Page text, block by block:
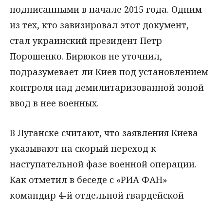
подписанными в начале 2015 года. Одним
из тех, кто завизировал этот документ,
стал украинский президент Петр
Порошенко. Бирюков не уточнил,
подразумевает ли Киев под установлением
контроля над демилитаризованной зоной
ввод в нее военных.
В Луганске считают, что заявления Киева
указывают на скорый переход к
наступательной фазе военной операции.
Как отметил в беседе с «РИА ФАН»
командир 4-й отдельной гвардейской